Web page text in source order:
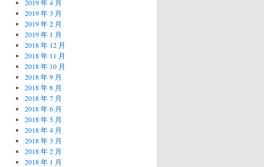
2019 年 4 月
2019 年 3 月
2019 年 2 月
2019 年 1 月
2018 年 12 月
2018 年 11 月
2018 年 10 月
2018 年 9 月
2018 年 8 月
2018 年 7 月
2018 年 6 月
2018 年 5 月
2018 年 4 月
2018 年 3 月
2018 年 2 月
2018 年 1 月